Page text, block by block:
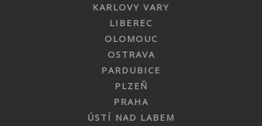
KARLOVY VARY
LIBEREC
OLOMOUC
OSTRAVA
PARDUBICE
PLZEŇ
PRAHA
ÚSTÍ NAD LABEM